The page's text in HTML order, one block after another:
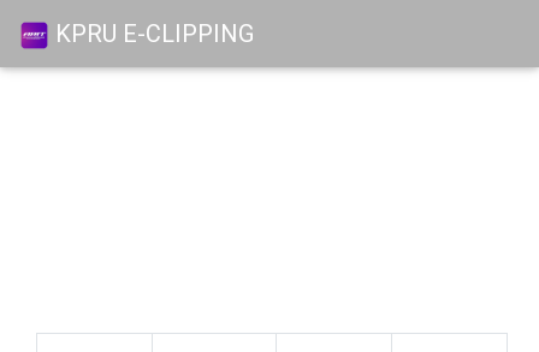
KPRU E-CLIPPING